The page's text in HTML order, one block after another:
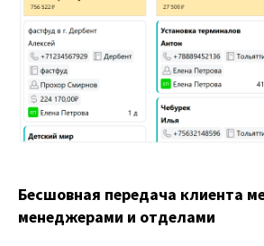
Бесшовная передача клиента
менеджерами и отделами